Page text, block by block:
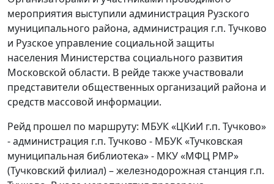
мероприятия выступили администрация Рузского
муниципального района, администрация г.п. Тучково
и Рузское управление социальной защиты
населения Министерства социального развития
Московской области. В рейде также участвовали
представители общественных организаций района и
средств массовой информации.
Рейд прошел по маршруту: МБУК «ЦКиИ г.п. Тучково»
- администрация г.п. Тучково - МБУК «Тучковская
муниципальная библиотека» - МКУ «МФЦ РМР»
(Тучковский филиал) – железнодорожная станция г.п.